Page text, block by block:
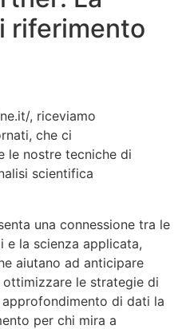
riferimento
, riceviamo
che ci
le nostre tecniche di
scientifica
una connessione tra le
e la scienza applicata,
aiutano ad anticipare
le strategie di
di dati la
per chi mira a